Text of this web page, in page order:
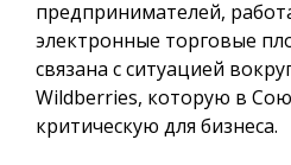
предпринимателей,
электронные торговые
связана с ситуацией
Wildberries, которую в
критическую для бизнеса.